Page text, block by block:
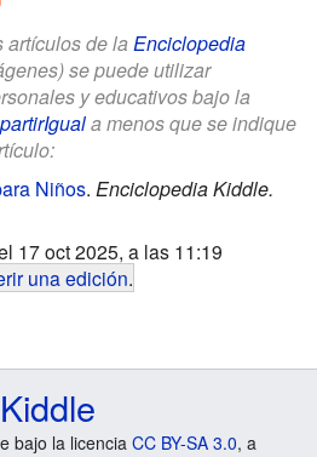
artículos de la Enciclopedia
se puede utilizar
y educativos bajo la
a menos que se indique
Niños. Enciclopedia Kiddle.
17 oct 2025, a las 11:19
una edición.
bajo la licencia CC BY-SA 3.0, a